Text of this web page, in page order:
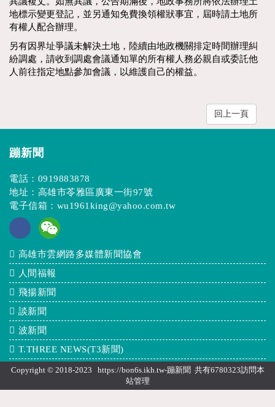
地標示變更登記，並另通知免費換領權狀事宜，屆時請土地所
有權人配合辦理。
另有因界址爭議未解決土地，陸續由地政機關排定時間辦理糾
紛調處，請收到調處會議通知單的所有權人務必親自或委託他
人前往指定地點參加會議，以維護自己的權益。
回上一頁
蹦新聞
電話： 0919883878
地址：高雄市苓雅區廣東一街97號
電子信箱： wu1961king@yahoo.com.tw
高雄市雲網路多媒體新聞協會
人間福報
飛揚新聞
談新聞
波新聞
T.THREE NEWS(T3新聞)
Copyright © 2018-2023 https://bon6s.ikh.tw-蹦新聞 共有6780323訪問本
站管理